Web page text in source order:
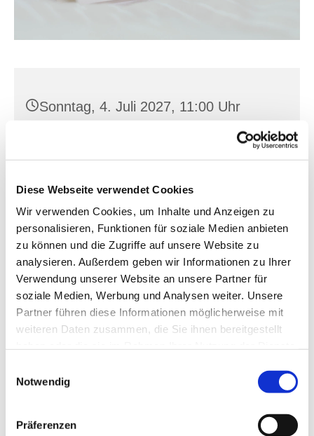
Diese Webseite verwendet Cookies
Wir verwenden Cookies, um Inhalte und Anzeigen zu
personalisieren, Funktionen für soziale Medien anbieten
zu können und die Zugriffe auf unsere Website zu
analysieren. Außerdem geben wir Informationen zu Ihrer
Verwendung unserer Website an unsere Partner für
soziale Medien, Werbung und Analysen weiter. Unsere
Partner führen diese Informationen möglicherweise mit
weiteren Daten zusammen, die Sie ihnen bereitgestellt
Notwendig
Präferenzen
Sonntag, 4. Juli 2027, 11:00 Uhr
St. Joh. Baptist, Seilerplatz 1, 15517
Fürstenwalde/Spree